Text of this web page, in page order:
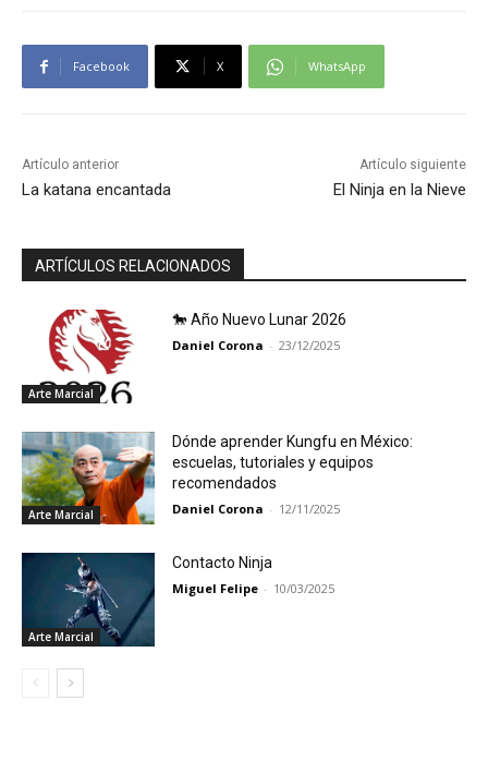
Facebook X WhatsApp
Artículo anterior
La katana encantada
Artículo siguiente
El Ninja en la Nieve
ARTÍCULOS RELACIONADOS
Arte Marcial
🐎 Año Nuevo Lunar 2026
Daniel Corona - 23/12/2025
Arte Marcial
Dónde aprender Kungfu en México:
escuelas, tutoriales y equipos
recomendados
Daniel Corona - 12/11/2025
Arte Marcial
Contacto Ninja
Miguel Felipe - 10/03/2025